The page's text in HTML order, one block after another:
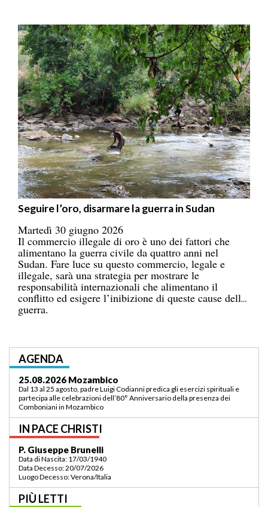
Seguire l’oro, disarmare la guerra in Sudan
Martedì 30 giugno 2026
Il commercio illegale di oro è uno dei fattori che
alimentano la guerra civile da quattro anni nel
Sudan. Fare luce su questo commercio, legale e
illegale, sarà una strategia per mostrare le
responsabilità internazionali che alimentano il
conflitto ed esigere l’inibizione di queste cause della
guerra.
AGENDA
03.09.2026 Lomé/Togo
Padre Luigi Codianni e padre Elias Sindjalim partecipano dal 26 agosto al 3
settembre all’incontro della commissione ASCAF sulla riorganizzazione
della regione a Lomé/Togo
IN PACE CHRISTI
P. Bruno Bordonali
Data di Nascita: 01/07/1942
Data Decesso: 13/07/2026
Luogo Decesso: Verona /Italia
PIÙ LETTI